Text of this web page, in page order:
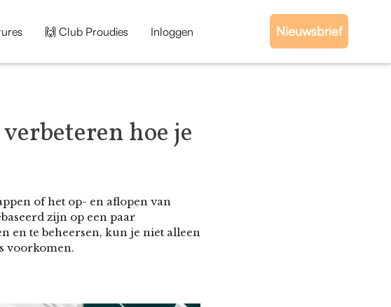
🙌 Club Proudies Inloggen Nieuwsbrief
hoe je
of het op- en aflopen van
zijn op een paar
en te beheersen, kun je niet alleen
voorkomen.